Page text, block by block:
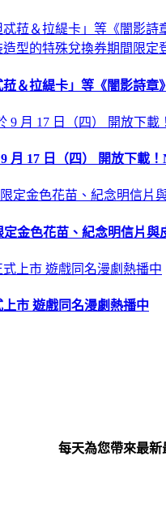
＆拉緹卡」等《闇影詩
月 17 日（四） 開放下載
定金色花苗、紀念明信片
上市 遊戲同名漫劇熱播中
每天為您帶來最新